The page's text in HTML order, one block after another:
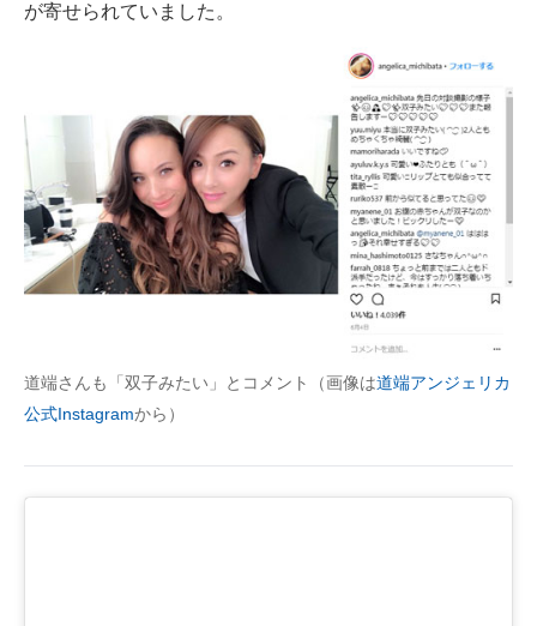
が寄せられていました。
道端さんも「双子みたい」とコメント（画像は道端アンジェリカ
公式Instagramから）